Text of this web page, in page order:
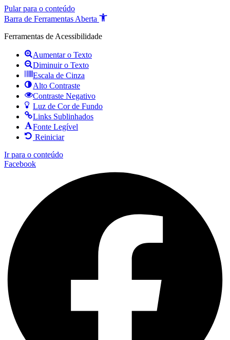
Pular para o conteúdo
Barra de Ferramentas Aberta
Ferramentas de Acessibilidade
Aumentar o Texto
Diminuir o Texto
Escala de Cinza
Alto Contraste
Contraste Negativo
Luz de Cor de Fundo
Links Sublinhados
Fonte Legível
Reiniciar
Ir para o conteúdo
Facebook